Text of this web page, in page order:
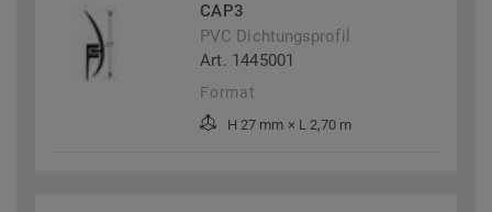
CAP3
PVC Dichtungsprofil
Art. 1445001
Format
H 27 mm × L 2,70 m